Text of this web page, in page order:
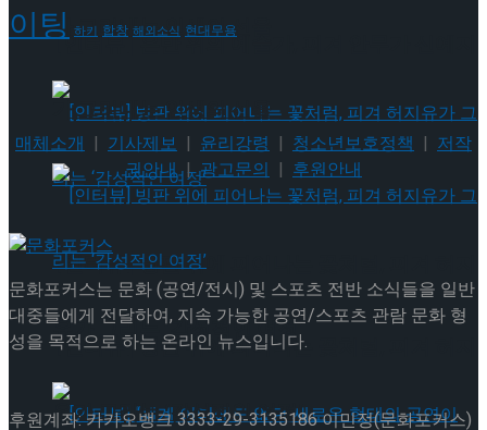
가 그려내는 인생의 선율
[인터뷰] 빙판 위에 피어나는 꽃처럼, 피겨 허지
유가 그리는 ‘감성적인 여정’
[인터뷰] 은반 위의 예술가, 피겨 안무가 신예지
가 그려내는 인생의 선율
[인터뷰] 빙판 위에 피어나는 꽃처럼, 피겨 허지
유가 그리는 ‘감성적인 여정’
이팅 하키 합창 해외소식 현대무용
매체소개 | 기사제보 | 윤리강령 | 청소년보호정책 | 저작
권안내|광고문의 | 후원안내
문화포커스는 문화 (공연/전시) 및 스포츠 전반 소식들을 일반
대중들에게 전달하여, 지속 가능한 공연/스포츠 관람 문화 형
성을 목적으로 하는 온라인 뉴스입니다.
후원계좌: 카카오뱅크 3333-29-3135186 이민정(문화포커스)